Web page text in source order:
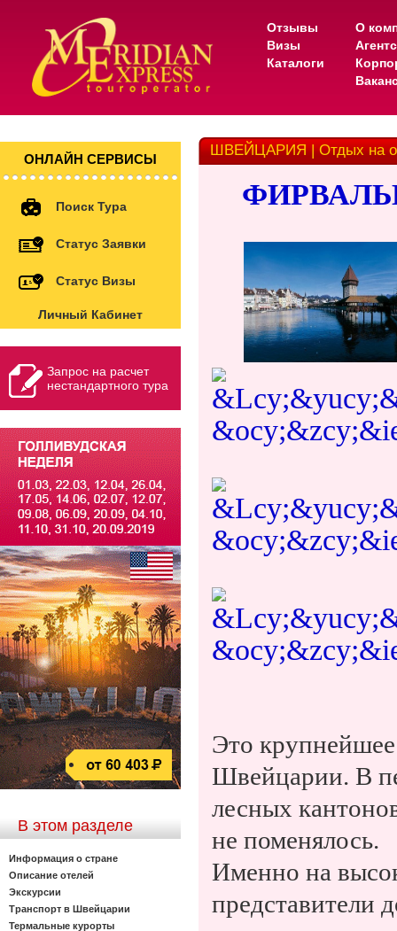
Отзывы
Визы
Каталоги
О
ОНЛАЙН СЕРВИСЫ
Поиск Тура
Статус Заявки
Статус Визы
Личный Кабинет
Запрос на расчет
нестандартного тура
В этом разделе
Информация о стране
Описание отелей
Экскурсии
Транспорт в Швейцарии
Термальные курорты
ШВЕЙЦАРИЯ | Отдых на
Это
Швейцарии. В
лесных
не поменялось.
Именно на
представители